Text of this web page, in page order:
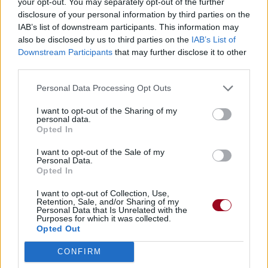
disclosure of your personal information by third parties on the
IAB’s list of downstream participants. This information may
also be disclosed by us to third parties on the IAB’s List of
Downstream Participants that may further disclose it to other
Personal Data Processing Opt Outs
I want to opt-out of the Sharing of my
personal data.
Opted In
I want to opt-out of the Sale of my
Personal Data.
Opted In
I want to opt-out of Collection, Use,
Retention, Sale, and/or Sharing of my
Personal Data that Is Unrelated with the
Purposes for which it was collected.
Opted Out
CONFIRM